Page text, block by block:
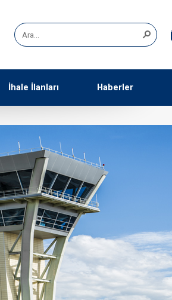
İhale İlanları Haberler